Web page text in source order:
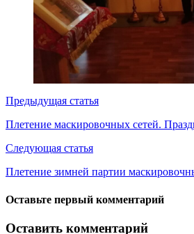
Предыдущая статья
Плетение маскировочных сетей.
Следующая статья
Плетение зимней партии
Оставьте первый комментарий
Оставить комментарий